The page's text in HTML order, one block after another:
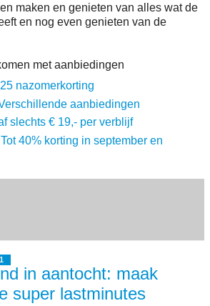
maken en genieten van alles wat de
en nog even genieten van de
met aanbiedingen
nazomerkorting
aanbiedingen
slechts € 19,- per verblijf
Tot 40% korting in september en
in aantocht: maak
super lastminutes